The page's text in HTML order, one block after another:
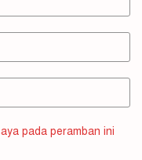
pada peramban ini